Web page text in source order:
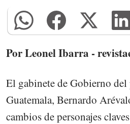
Por Leonel Ibarra -
El gabinete de Gobierno del
Guatemala, Bernardo
cambios de personajes